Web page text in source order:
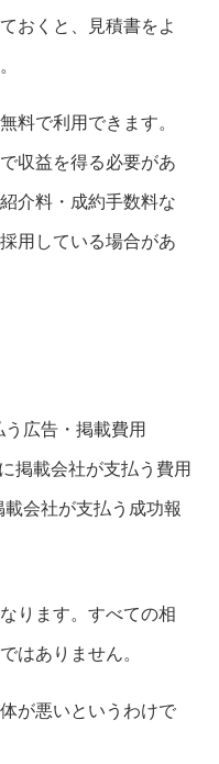
おくと、見積書をよ
料で利用できます。
収益を得る必要があ
介料・成約手数料な
用している場合があ
広告・掲載費用
掲載会社が支払う費用
会社が支払う成功報
ります。すべての相
はありません。
が悪いというわけで